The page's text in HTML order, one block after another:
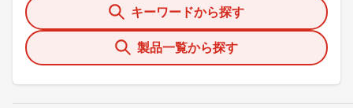
キーワードから探す
製品一覧から探す